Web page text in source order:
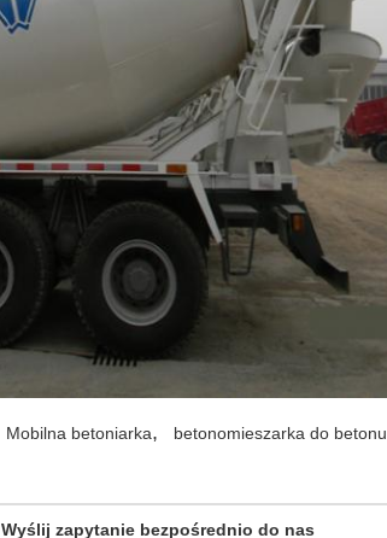
Mobilna betoniarka, betonomieszarka do betonu
Wyślij zapytanie bezpośrednio do nas